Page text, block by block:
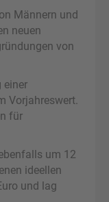
Männern und
neuen
von
einer
Vorjahreswert.
für
um 12
ideellen
und lag